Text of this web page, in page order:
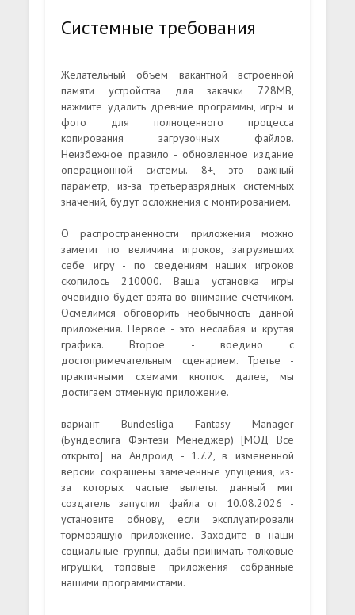
Системные требования
Желательный объем вакантной встроенной
памяти устройства для закачки 728MB,
нажмите удалить древние программы, игры и
фото для полноценного процесса
копирования загрузочных файлов.
Неизбежное правило - обновленное издание
операционной системы. 8+, это важный
параметр, из-за третьеразрядных системных
значений, будут осложнения с монтированием.
О распространенности приложения можно
заметит по величина игроков, загрузивших
себе игру - по сведениям наших игроков
скопилось 210000. Ваша установка игры
очевидно будет взята во внимание счетчиком.
Осмелимся обговорить необычность данной
приложения. Первое - это неслабая и крутая
графика. Второе - воедино с
достопримечательным сценарием. Третье -
практичными схемами кнопок. далее, мы
достигаем отменную приложение.
вариант Bundesliga Fantasy Manager
(Бундеслига Фэнтези Менеджер) [МОД Все
открыто] на Андроид - 1.7.2, в измененной
версии сокращены замеченные упущения, из-
за которых частые вылеты. данный миг
создатель запустил файла от 10.08.2026 -
установите обнову, если эксплуатировали
тормозящую приложение. Заходите в наши
социальные группы, дабы принимать толковые
игрушки, топовые приложения собранные
нашими программистами.